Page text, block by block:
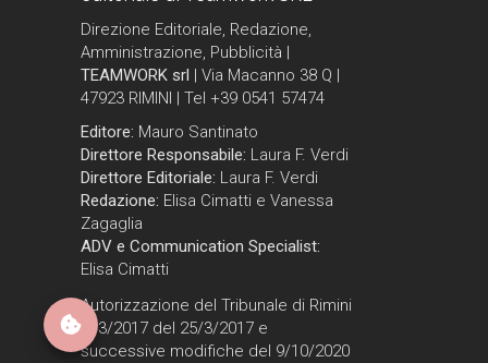
Direzione Editoriale, Redazione,
Amministrazione, Pubblicità |
TEAMWORK srl | Via Macanno 38 Q |
47923 RIMINI | Tel +39 0541 57474
Editore: Mauro Santinato
Direttore Responsabile: Laura F. Verdi
Direttore Editoriale: Laura F. Verdi
Redazione: Elisa Cimatti e Vanessa
Zagaglia
ADV e Communication Specialist:
Elisa Cimatti
Autorizzazione del Tribunale di Rimini
n. 3/2017 del 25/3/2017 e
successive modifiche del 9/10/2020